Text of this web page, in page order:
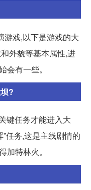
游戏,以下是游戏的大
外貌等基本属性,进
会有一些。
?
键任务才能进入大
任务,这是主线剧情的
加特林火。